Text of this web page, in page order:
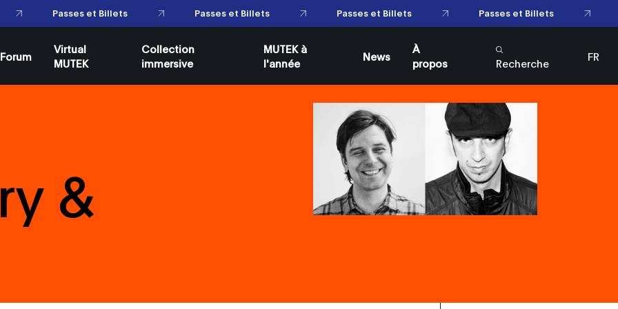
Passes et Billets Passes et Billets Passes et Billets Passes et Billets
Forum
Virtual
MUTEK
Collection
immersive
MUTEK à
l'année
News
À
propos
Recherche
FR
&